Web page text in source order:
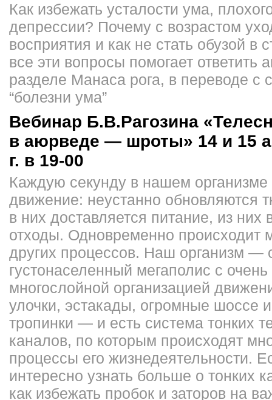
Как избежать усталости ума,
депрессии? Почему с возрастом
восприятия и как не стать обузой в
все эти вопросы помогает ответить
разделе Манаса рога, в переводе с
“болезни ума”
Вебинар Б.В.Рагозина
в аюрведе — шроты» 14 и 15
г. в 19-00
Каждую секунду в нашем организме
движение: неустанно обновляются
в них доставляется питание, из них
отходы. Одновременно происходит
других процессов. Наш организм —
густонаселенный мегаполис с
многослойной организацией
улочки, эстакады, огромные шоссе
тропинки — и есть система тонких
каналов, по которым происходят
процессы его жизнедеятельности.
интересно узнать больше о тонких
как избежать пробок и заторов на